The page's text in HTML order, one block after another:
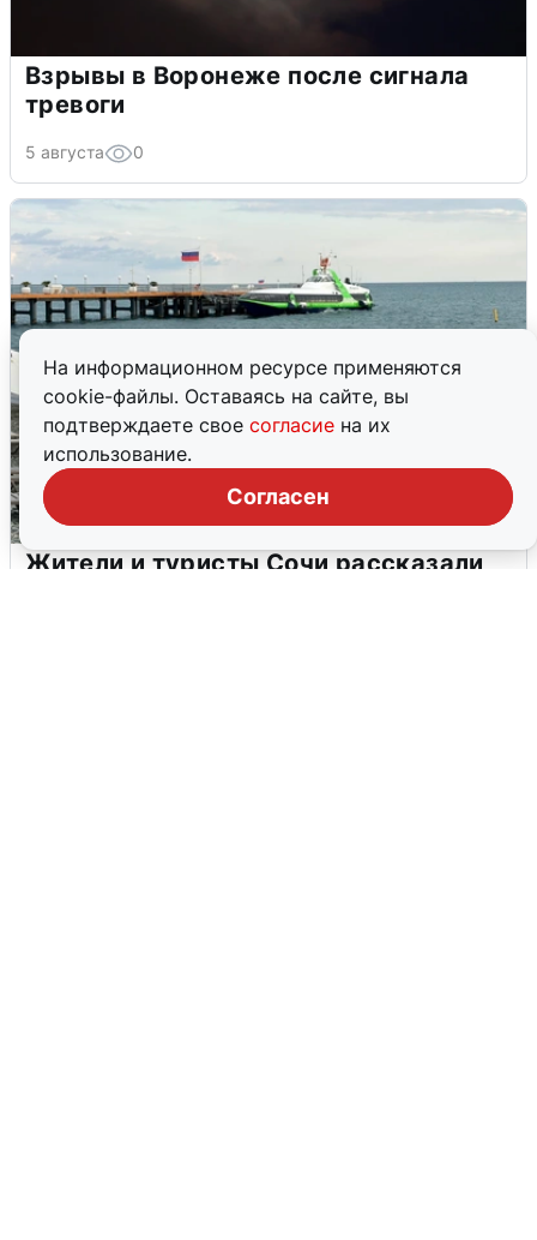
На информационном ресурсе применяются
cookie-файлы. Оставаясь на сайте, вы
подтверждаете свое согласие на их
использование.
Согласен
Взрывы в Воронеже после сигнала
тревоги
5 августа 0
Жители и туристы Сочи рассказали